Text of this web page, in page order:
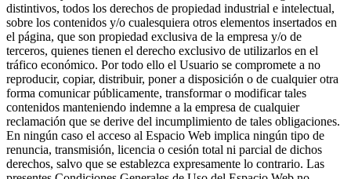
distintivos, todos los derechos de propiedad industrial e intelectual,
sobre los contenidos y/o cualesquiera otros elementos insertados en
el página, que son propiedad exclusiva de la empresa y/o de
terceros, quienes tienen el derecho exclusivo de utilizarlos en el
tráfico económico. Por todo ello el Usuario se compromete a no
reproducir, copiar, distribuir, poner a disposición o de cualquier otra
forma comunicar públicamente, transformar o modificar tales
contenidos manteniendo indemne a la empresa de cualquier
reclamación que se derive del incumplimiento de tales obligaciones.
En ningún caso el acceso al Espacio Web implica ningún tipo de
renuncia, transmisión, licencia o cesión total ni parcial de dichos
derechos, salvo que se establezca expresamente lo contrario. Las